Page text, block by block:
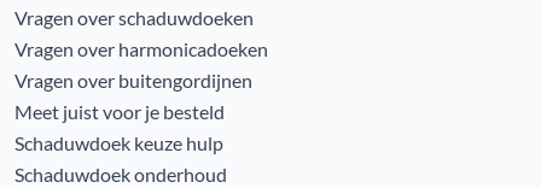
Vragen over schaduwdoeken
Vragen over harmonicadoeken
Vragen over buitengordijnen
Meet juist voor je besteld
Schaduwdoek keuze hulp
Schaduwdoek onderhoud